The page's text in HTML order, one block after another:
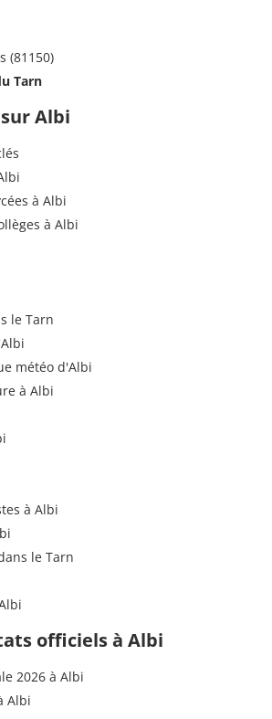
(81150)
Tarn
Albi
à Albi
à Albi
le Tarn
météo d'Albi
à Albi
à Albi
le Tarn
officiels à Albi
2026 à Albi
Albi